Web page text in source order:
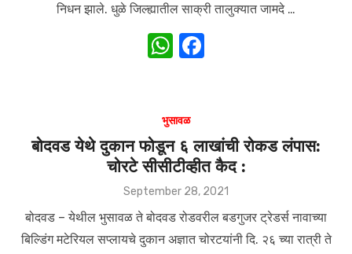
निधन झाले. धुळे जिल्ह्यातील साक्री तालुक्यात जामदे …
W
s
A
p
p
b
o
o
k
भुसावळ
बोदवड येथे दुकान फोडून ६ लाखांची रोकड लंपास:
चोरटे सीसीटीव्हीत कैद :
Posted
September 28, 2021
बोदवड – येथील भुसावळ ते बोदवड रोडवरील बडगुजर ट्रेडर्स नावाच्या
बिल्डिंग मटेरियल सप्लायचे दुकान अज्ञात चोरटयांनी दि. २६ च्या रात्री ते